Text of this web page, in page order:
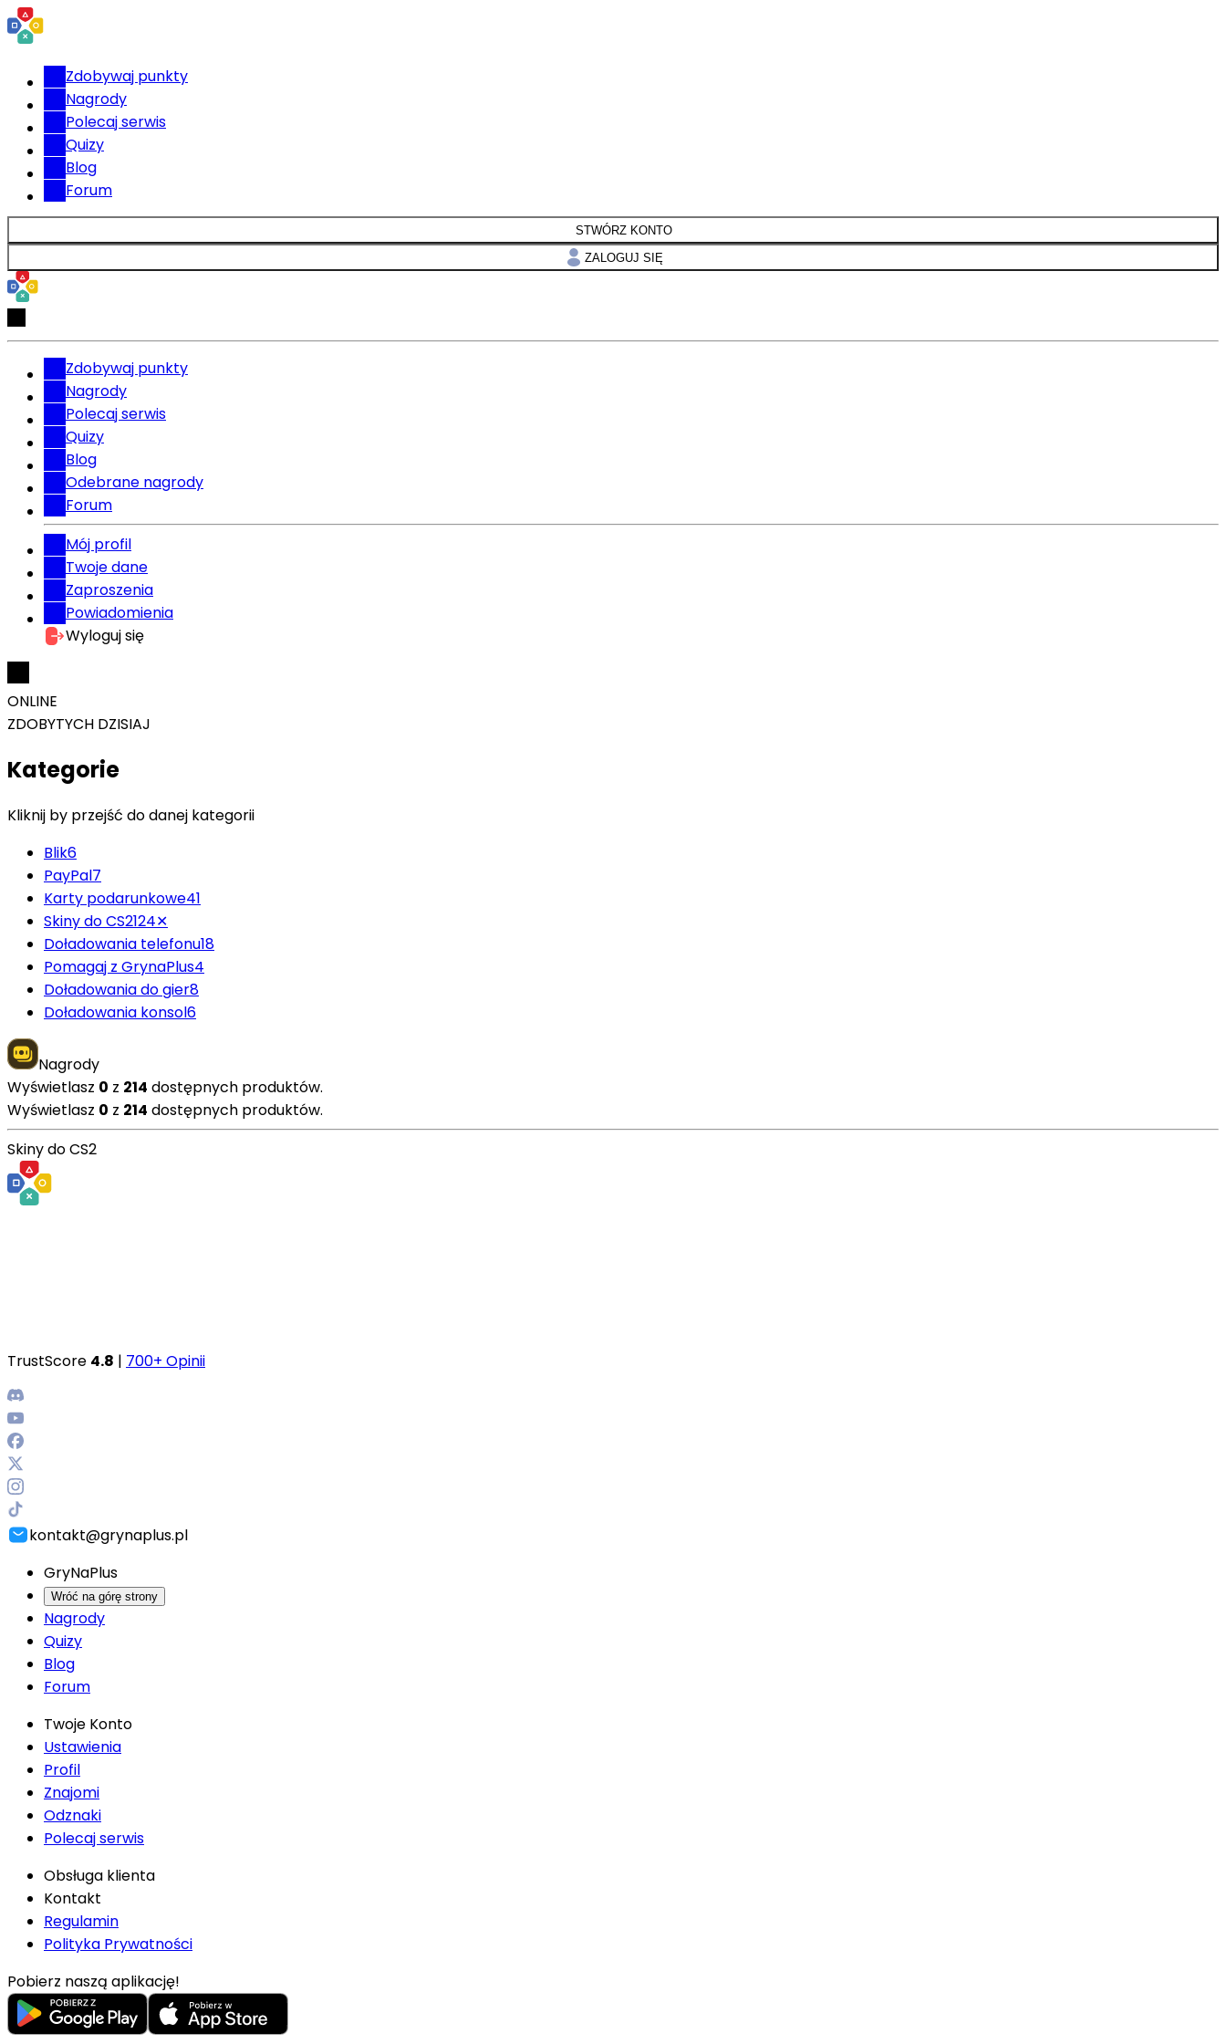
Zdobywaj punkty
Nagrody
Polecaj serwis
Quizy
Blog
Forum
STWÓRZ KONTO
ZALOGUJ SIĘ
Zdobywaj punkty
Nagrody
Polecaj serwis
Quizy
Blog
Odebrane nagrody
Forum
Mój profil
Twoje dane
Zaproszenia
Powiadomienia
Wyloguj się
ONLINE
ZDOBYTYCH DZISIAJ
Kategorie
Kliknij by przejść do danej kategorii
Blik6
PayPal7
Karty podarunkowe41
Skiny do CS2124✕
Doładowania telefonu18
Pomagaj z GrynaPlus4
Doładowania do gier8
Doładowania konsol6
Nagrody
Wyświetlasz 0 z 214 dostępnych produktów.
Wyświetlasz 0 z 214 dostępnych produktów.
Skiny do CS2
TrustScore 4.8 | 700+ Opinii
kontakt@grynaplus.pl
GryNaPlus
Wróć na górę strony
Nagrody
Quizy
Blog
Forum
Twoje Konto
Ustawienia
Profil
Znajomi
Odznaki
Polecaj serwis
Obsługa klienta
Kontakt
Regulamin
Polityka Prywatności
Pobierz naszą aplikację!